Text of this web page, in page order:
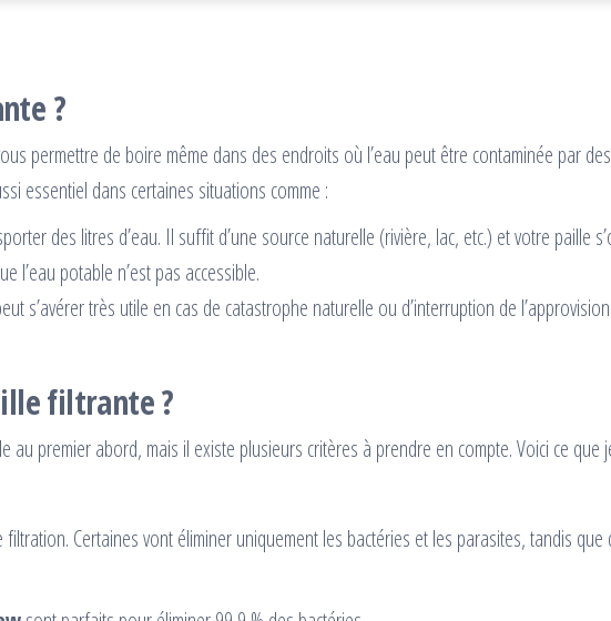
?
permettre de boire même dans des endroits où l’eau peut être contaminée par
essentiel dans certaines situations comme :
des litres d’eau. Il suffit d’une source naturelle (rivière, lac, etc.) et votre paille
l’eau potable n’est pas accessible.
s’avérer très utile en cas de catastrophe naturelle ou d’interruption de
filtrante ?
au premier abord, mais il existe plusieurs critères à prendre en compte. Voici ce que
Certaines vont éliminer uniquement les bactéries et les parasites, tandis que